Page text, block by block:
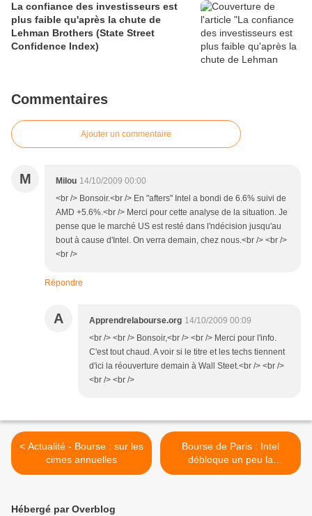
La confiance des investisseurs est
plus faible qu'après la chute de
Lehman Brothers (State Street
Confidence Index)
Commentaires
Ajouter un commentaire
M Milou 14/10/2009 00:00
<br /> Bonsoir.<br /> En "afters" Intel a bondi de 6.6% suivi de
AMD +5.6%.<br /> Merci pour cette analyse de la situation. Je
pense que le marché US est resté dans l'ndécision jusqu'au
bout à cause d'Intel. On verra demain, chez nous.<br /> <br />
<br />
Répondre
A Apprendrelabourse.org 14/10/2009 00:09
<br /> <br /> Bonsoir,<br /> <br /> Merci pour l'info.
C'est tout chaud. A voir si le titre et les techs tiennent
d'ici la réouverture demain à Wall Steet.<br /> <br />
<br /> <br />
< Actualité - Bourse : sur les
cimes annuelles
Bourse de Paris : Intel
débloque un peu la
situation >
Hébergé par Overblog